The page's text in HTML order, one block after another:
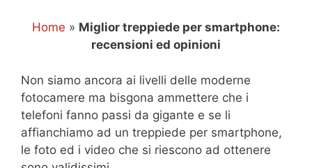
Home » Miglior treppiede per smartphone:
recensioni ed opinioni
Non siamo ancora ai livelli delle moderne
fotocamere ma bisgona ammettere che i
telefoni fanno passi da gigante e se li
affianchiamo ad un treppiede per smartphone,
le foto ed i video che si riescono ad ottenere